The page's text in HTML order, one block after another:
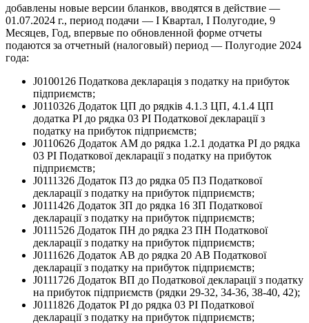
добавлены новые версии бланков, вводятся в действие —
01.07.2024 г., период подачи — І Квартал, І Полугодие, 9
Месяцев, Год, впервые по обновленной форме отчеты
подаются за отчетный (налоговый) период — Полугодие 2024
года:
J0100126 Податкова декларація з податку на прибуток
підприємств;
J0110326 Додаток ЦП до рядків 4.1.3 ЦП, 4.1.4 ЦП
додатка РІ до рядка 03 РІ Податкової декларації з
податку на прибуток підприємств;
J0110626 Додаток АМ до рядка 1.2.1 додатка РІ до рядка
03 РІ Податкової декларації з податку на прибуток
підприємств;
J0111326 Додаток ПЗ до рядка 05 ПЗ Податкової
декларації з податку на прибуток підприємств;
J0111426 Додаток ЗП до рядка 16 ЗП Податкової
декларації з податку на прибуток підприємств;
J0111526 Додаток ПН до рядка 23 ПН Податкової
декларації з податку на прибуток підприємств;
J0111626 Додаток АВ до рядка 20 АВ Податкової
декларації з податку на прибуток підприємств;
J0111726 Додаток ВП до Податкової декларації з податку
на прибуток підприємств (рядки 29-32, 34-36, 38-40, 42);
J0111826 Додаток РІ до рядка 03 РІ Податкової
декларації з податку на прибуток підприємств;